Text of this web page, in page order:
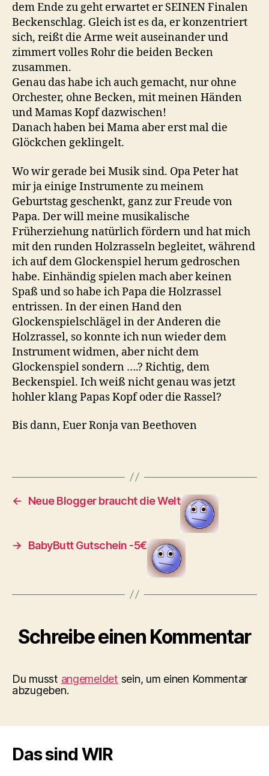
dem Ende zu geht erwartet er SEINEN Finalen
Beckenschlag. Gleich ist es da, er konzentriert
sich, reißt die Arme weit auseinander und
zimmert volles Rohr die beiden Becken
zusammen.
Genau das habe ich auch gemacht, nur ohne
Orchester, ohne Becken, mit meinen Händen
und Mamas Kopf dazwischen!
Danach haben bei Mama aber erst mal die
Glöckchen geklingelt.
Wo wir gerade bei Musik sind. Opa Peter hat
mir ja einige Instrumente zu meinem
Geburtstag geschenkt, ganz zur Freude von
Papa. Der will meine musikalische
Früherziehung natürlich fördern und hat mich
mit den runden Holzrasseln begleitet, während
ich auf dem Glockenspiel herum gedroschen
habe. Einhändig spielen mach aber keinen
Spaß und so habe ich Papa die Holzrassel
entrissen. In der einen Hand den
Glockenspielschlägel in der Anderen die
Holzrassel, so konnte ich nun wieder dem
Instrument widmen, aber nicht dem
Glockenspiel sondern ….? Richtig, dem
Beckenspiel. Ich weiß nicht genau was jetzt
hohler klang Papas Kopf oder die Rassel?
Bis dann, Euer Ronja van Beethoven
← Neue Blogger braucht die Welt
→ BabyButt Gutschein -5€
Schreibe einen Kommentar
Du musst angemeldet sein, um einen Kommentar
abzugeben.
Das sind WIR